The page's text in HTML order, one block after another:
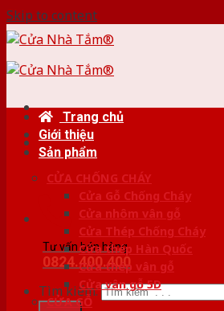
Skip to content
Tư vấn bán hàng
0824.400.400
Tìm kiếm:
Trang chủ
Giới thiệu
Sản phẩm
CỬA CHỐNG CHÁY
Cửa Gỗ Chống Cháy
Cửa nhôm vân gỗ
Cửa Thép Chống Cháy
Cửa thép Hàn Quốc
Cửa thép vân gỗ
Cửa vân gỗ 5D
CỬA GỖ